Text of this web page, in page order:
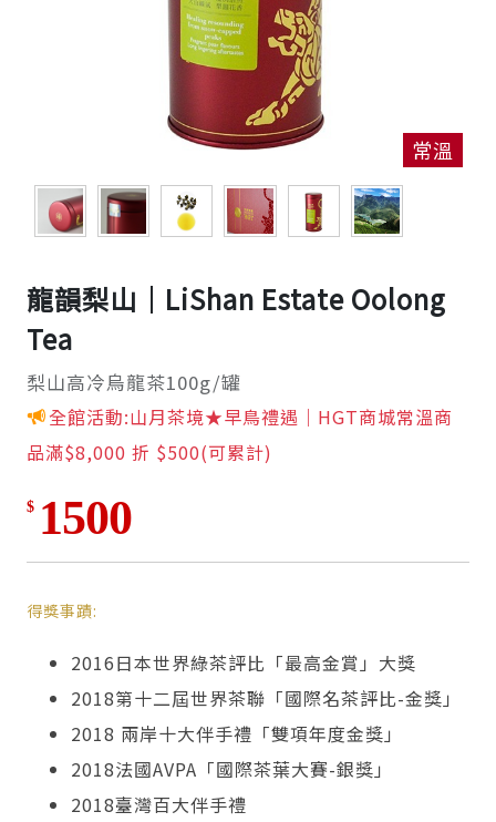
常溫
龍韻梨山｜LiShan Estate Oolong
Tea
梨山高冷烏龍茶100g/罐
全館活動:山月茶境★早鳥禮遇｜HGT商城常溫商
品滿$8,000 折 $500(可累計)
$ 1500
得獎事蹟:
2016日本世界綠茶評比「最高金賞」大獎
2018第十二屆世界茶聯「國際名茶評比-金獎」
2018 兩岸十大伴手禮「雙項年度金獎」
2018法國AVPA「國際茶葉大賽-銀獎」
2018臺灣百大伴手禮